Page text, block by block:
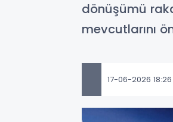
dönüşümü
mevcutlarını
17-06-2026 18:26